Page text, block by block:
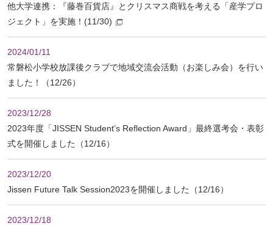
他大学連携：『藤巻百貨店』とクリスマス商戦を考える「産学プロ
ジェクト」を実施！(11/30)
2024/01/11
常磐松小学校放課後クラブで地域交流会活動（お楽しみ会）を行い
ました！（12/26）
2023/12/28
2023年度「JISSEN Student’s Reflection Award」最終選考会・表彰
式を開催しました（12/16）
2023/12/20
Jissen Future Talk Session2023を開催しました（12/16）
2023/12/18